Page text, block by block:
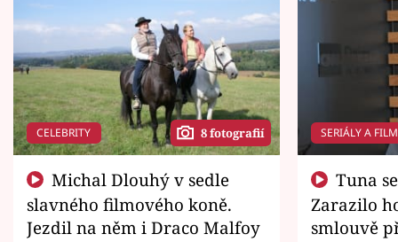
CELEBRITY 8 fotografií
slavného filmového koně.
Jezdil na něm i Draco Malfoy
SERIÁLY A
Zarazilo
smlouvě